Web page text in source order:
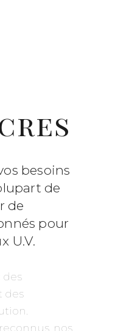
besoins
de
de
pour
U.V.
des
des
nos